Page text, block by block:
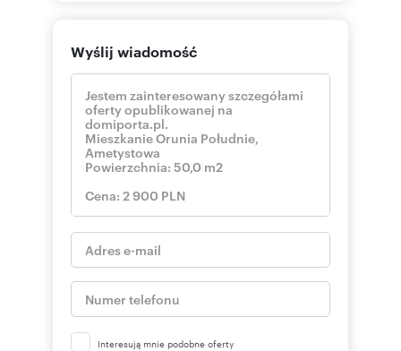
Wyślij wiadomość
Interesują mnie podobne oferty